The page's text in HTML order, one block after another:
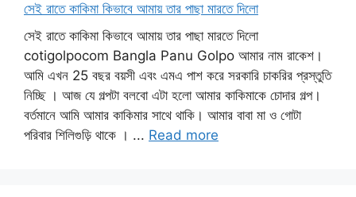
সেই রাতে কাকিমা কিভাবে আমায় তার পাছা মারতে দিলো
সেই রাতে কাকিমা কিভাবে আমায় তার পাছা মারতে দিলো
cotigolpocom Bangla Panu Golpo আমার নাম রাকেশ।
আমি এখন 25 বছর বয়সী এবং এমএ পাশ করে সরকারি চাকরির প্রস্তুতি
নিচ্ছি । আজ যে গল্পটা বলবো এটা হলো আমার কাকিমাকে চোদার গল্প।
বর্তমানে আমি আমার কাকিমার সাথে থাকি। আমার বাবা মা ও গোটা
পরিবার শিলিগুড়ি থাকে । ... Read more